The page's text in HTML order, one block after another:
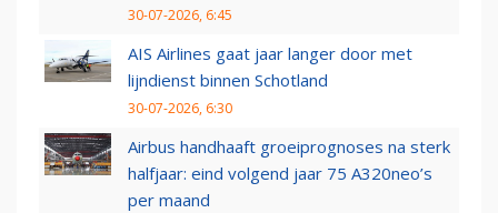
30-07-2026, 6:45
AIS Airlines gaat jaar langer door met
lijndienst binnen Schotland
30-07-2026, 6:30
Airbus handhaaft groeiprognoses na sterk
halfjaar: eind volgend jaar 75 A320neo’s
per maand